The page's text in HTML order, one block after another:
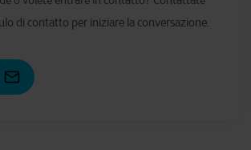
di contatto per iniziare la conversazione.